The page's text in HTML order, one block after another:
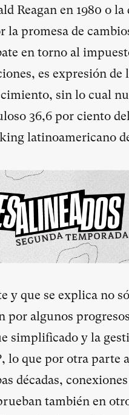
Reagan en 1980 o
la promesa de
en torno al
es expresión de
sin lo cual
36,6 por ciento
latinoamericano
y que se explica no
por algunos
simplificado y la
lo que por otra parte
décadas,
también en